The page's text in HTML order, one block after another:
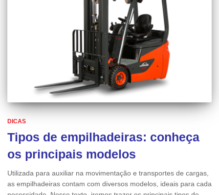
DICAS
Tipos de empilhadeiras: conheça
os principais modelos
Utilizada para auxiliar na movimentação e transportes de cargas,
as empilhadeiras contam com diversos modelos, ideais para cada